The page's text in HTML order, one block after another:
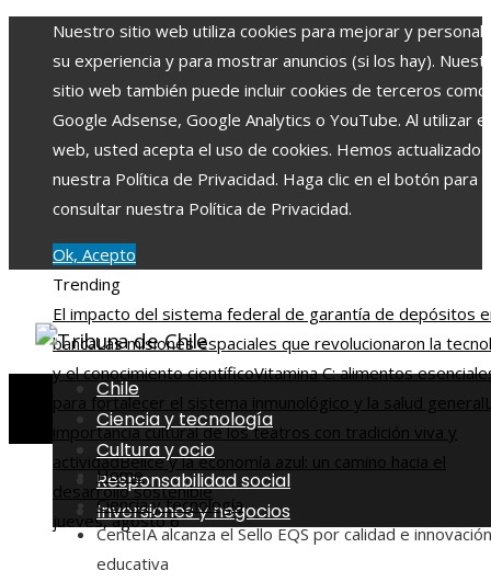
Nuestro sitio web utiliza cookies para mejorar y
su experiencia y para mostrar anuncios (si los hay).
sitio web también puede incluir cookies de terceros como
Google Adsense, Google Analytics o YouTube. Al utilizar
web, usted acepta el uso de cookies. Hemos actualizado
nuestra Política de Privacidad. Haga clic en el botón para
consultar nuestra Política de Privacidad.
Ok, Acepto
Trending
El impacto del sistema federal de garantía de depósitos
bancaLas misiones espaciales que revolucionaron la
y el conocimiento científicoVitamina C: alimentos
para fortalecer el sistema inmunológico y la salud general
importancia cultural de los teatros con tradición viva y
actividadBelice y la economía azul: un camino hacia el
desarrollo sostenible
jueves, agosto 6
Chile
Ciencia y tecnología
Cultura y ocio
Responsabilidad social
Inversiones y negocios
Home
Ciencia y tecnología
CenteIA alcanza el Sello EQS por calidad e innovación
educativa